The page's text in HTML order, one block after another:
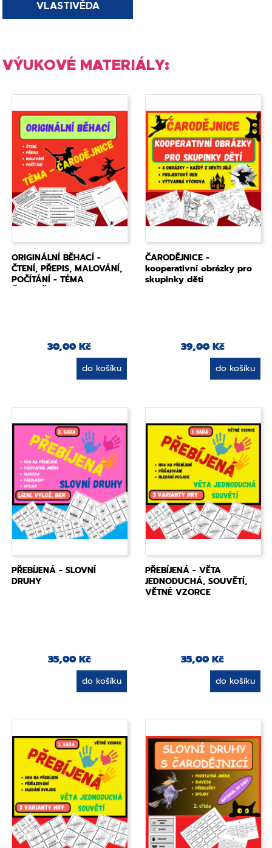
VLASTIVĚDA
VÝUKOVÉ MATERIÁLY:
ORIGINÁLNÍ BĚHACÍ -
ČTENÍ, PŘEPIS, MALOVÁNÍ,
POČÍTÁNÍ - TÉMA
30,00 Kč
do košíku
ČARODĚJNICE -
kooperativní obrázky pro
skupinky dětí
39,00 Kč
do košíku
PŘEBÍJENÁ - SLOVNÍ
DRUHY
35,00 Kč
do košíku
PŘEBÍJENÁ - VĚTA
JEDNODUCHÁ, SOUVĚTÍ,
VĚTNÉ VZORCE
35,00 Kč
do košíku